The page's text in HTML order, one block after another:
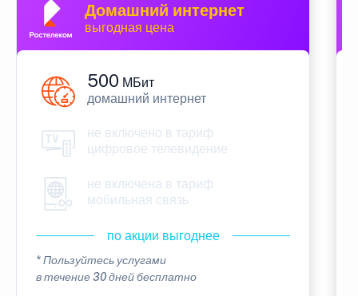
Домашний интернет
выгодная цена
500 МБит
домашний интернет
не включено в тариф
цифровое телевидение
не включена в тариф
мобильная связь
по акции выгоднее
* Пользуйтесь услугами
в течение 30 дней бесплатно